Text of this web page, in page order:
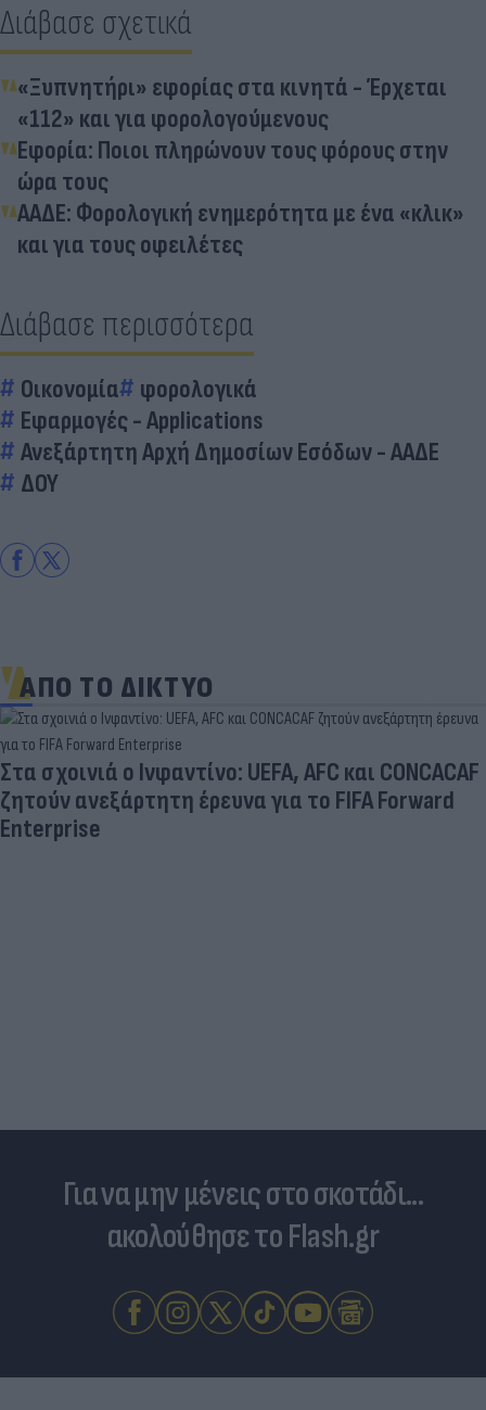
Διάβασε σχετικά
«Ξυπνητήρι» εφορίας στα κινητά - Έρχεται
«112» και για φορολογούμενους
Εφορία: Ποιοι πληρώνουν τους φόρους στην
ώρα τους
ΑΑΔΕ: Φορολογική ενημερότητα με ένα «κλικ»
και για τους οφειλέτες
Διάβασε περισσότερα
Οικονομία
φορολογικά
Εφαρμογές - Applications
Ανεξάρτητη Αρχή Δημοσίων Εσόδων - ΑΑΔΕ
ΔΟΥ
ΑΠΟ ΤΟ ΔΙΚΤΥΟ
Στα σχοινιά ο Ινφαντίνο: UEFA, AFC και CONCACAF
ζητούν ανεξάρτητη έρευνα για το FIFA Forward
Enterprise
Για να μην μένεις στο σκοτάδι...
ακολούθησε το Flash.gr